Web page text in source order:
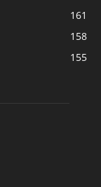
161
158
155